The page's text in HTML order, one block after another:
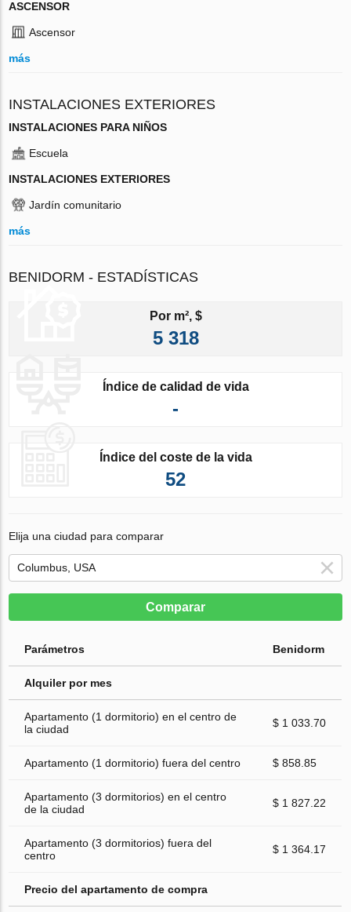
ASCENSOR
Ascensor
más
INSTALACIONES EXTERIORES
INSTALACIONES PARA NIÑOS
Escuela
INSTALACIONES EXTERIORES
Jardín comunitario
más
BENIDORM - ESTADÍSTICAS
Por m², $
5 318
Índice de calidad de vida
-
Índice del coste de la vida
52
Elija una ciudad para comparar
Comparar
Parámetros Benidorm
Alquiler por mes
Apartamento (1 dormitorio) en el centro de
la ciudad
$ 1 033.70
Apartamento (1 dormitorio) fuera del centro $ 858.85
Apartamento (3 dormitorios) en el centro
de la ciudad
$ 1 827.22
Apartamento (3 dormitorios) fuera del
centro
$ 1 364.17
Precio del apartamento de compra